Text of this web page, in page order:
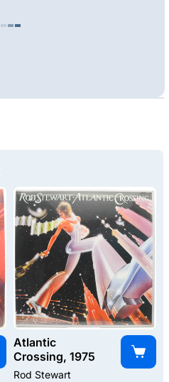
Atlantic
Crossing, 1975
Rod Stewart